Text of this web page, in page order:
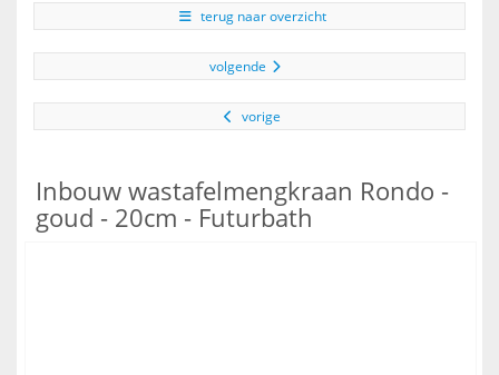
terug naar overzicht
volgende
vorige
Inbouw wastafelmengkraan Rondo -
goud - 20cm - Futurbath